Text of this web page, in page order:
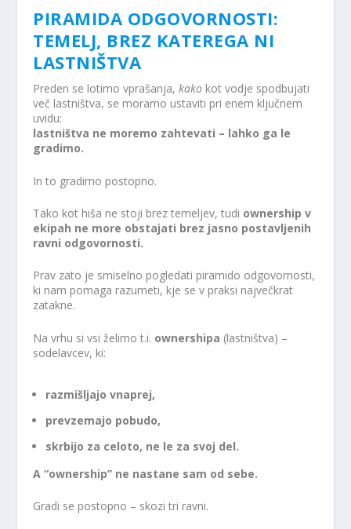
PIRAMIDA ODGOVORNOSTI:
TEMELJ, BREZ KATEREGA NI
LASTNIŠTVA
Preden se lotimo vprašanja,kako kot vodje spodbujati
več lastništva, se moramo ustaviti pri enem ključnem
uvidu:
lastništva ne moremo zahtevati – lahko ga le
gradimo.
In to gradimo postopno.
Tako kot hiša ne stoji brez temeljev, tudi ownership v
ekipah ne more obstajati brez jasno postavljenih
ravni odgovornosti.
Prav zato je smiselno pogledati piramido odgovornosti,
ki nam pomaga razumeti, kje se v praksi največkrat
zatakne.
Na vrhu si vsi želimo t.i. ownershipa (lastništva) –
sodelavcev, ki:
razmišljajo vnaprej,
prevzemajo pobudo,
skrbijo za celoto, ne le za svoj del.
A “ownership” ne nastane sam od sebe.
Gradi se postopno – skozi tri ravni.